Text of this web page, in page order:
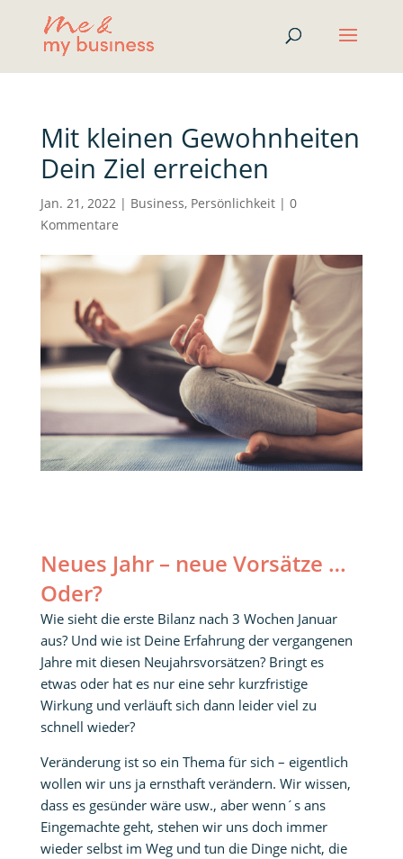
Mit kleinen Gewohnheiten
Dein Ziel erreichen
Jan. 21, 2022| Business, Persönlichkeit| 0
Kommentare
Neues Jahr – neue Vorsätze …
Oder?
Wie sieht die erste Bilanz nach 3 Wochen Januar
aus? Und wie ist Deine Erfahrung der vergangenen
Jahre mit diesen Neujahrsvorsätzen? Bringt es
etwas oder hat es nur eine sehr kurzfristige
Wirkung und verläuft sich dann leider viel zu
schnell wieder?
Veränderung ist so ein Thema für sich – eigentlich
wollen wir uns ja ernsthaft verändern. Wir wissen,
dass es gesünder wäre usw., aber wenn´s ans
Eingemachte geht, stehen wir uns doch immer
wieder selbst im Weg und tun die Dinge nicht, die